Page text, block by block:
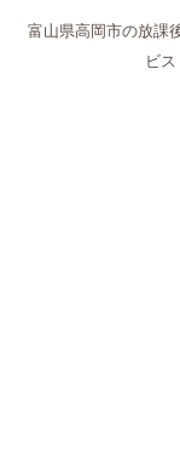
富山県高岡市の放課
ビ